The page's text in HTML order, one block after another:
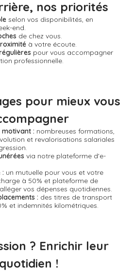
selon vos disponibilités, en
end.
de chez vous.
à votre écoute.
pour vous accompagner
professionnelle.
nos priorités
motivant : nombreuses formations,
et revalorisations salariales
via notre plateforme d'e-
: un mutuelle pour vous et votre
à 50% et plateforme de
vos dépenses quotidiennes.
: des titres de transport
et indemnités kilométriques.
pour mieux vous
? Enrichir leur
quotidien !